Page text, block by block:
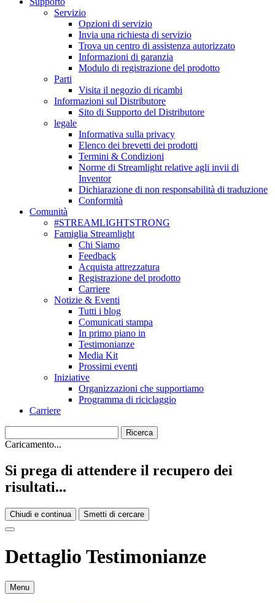
Servizio
Opzioni di servizio
Invia una richiesta di servizio
Trova un centro di assistenza autorizzato
Informazioni di garanzia
Modulo di registrazione del prodotto
Parti
Visita il negozio di ricambi
Informazioni sul Distributore
Sito di Supporto del Distributore
legale
Informativa sulla privacy
Elenco dei brevetti dei prodotti
Termini & Condizioni
Norme di Streamlight relative agli invii di
Inventor
Dichiarazione di non responsabilità di traduzione
Conformità
Comunità
#STREAMLIGHTSTRONG
Famiglia Streamlight
Chi Siamo
Feedback
Acquista attrezzatura
Registrazione del prodotto
Carriere
Notizie & Eventi
Tutti i blog
Comunicati stampa
In primo piano in
Testimonianze
Media Kit
Prossimi eventi
Iniziative
Organizzazioni che supportiamo
Programma di riciclaggio
Carriere
Caricamento...
Si prega di attendere il recupero dei
risultati...
Chiudi e continua Smetti di cercare
Dettaglio Testimonianze
Menu